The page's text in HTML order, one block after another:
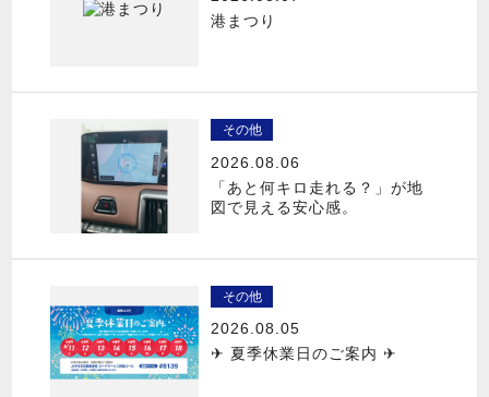
港まつり
その他
2026.08.06
「あと何キロ走れる？」が地
図で見える安心感。
その他
2026.08.05
✈ 夏季休業日のご案内 ✈